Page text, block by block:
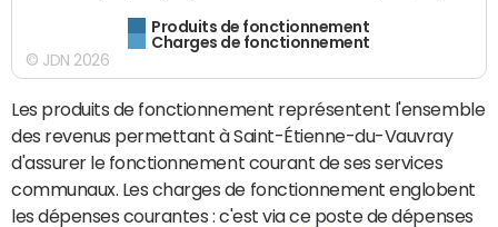
Produits de fonctionnement
Charges de fonctionnement
© JDN 2026
Les produits de fonctionnement représentent l'ensemble
des revenus permettant à Saint-Étienne-du-Vauvray
d'assurer le fonctionnement courant de ses services
communaux. Les charges de fonctionnement englobent
les dépenses courantes : c'est via ce poste de dépenses